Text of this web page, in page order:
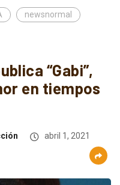
newsnormal
“Gabi”,
en tiempos
abril 1, 2021